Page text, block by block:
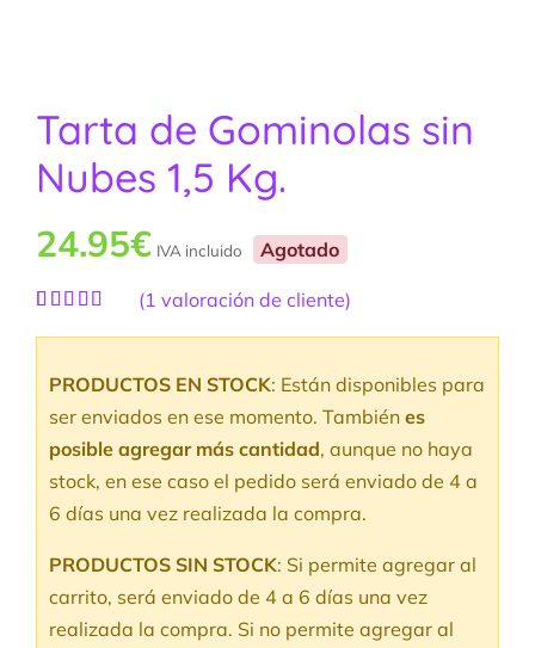
Tarta de Gominolas sin
Nubes 1,5 Kg.
24.95€ IVA incluido Agotado
valoración
(1 valoración de cliente)
PRODUCTOS EN STOCK: Están disponibles para
ser enviados en ese momento. También es
posible agregar más cantidad, aunque no haya
stock, en ese caso el pedido será enviado de 4 a
6 días una vez realizada la compra.
PRODUCTOS SIN STOCK: Si permite agregar al
carrito, será enviado de 4 a 6 días una vez
realizada la compra. Si no permite agregar al